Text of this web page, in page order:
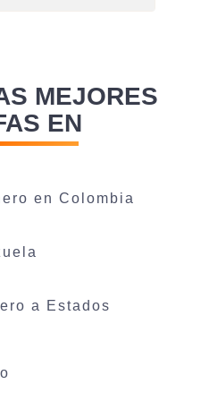
MEJORES
EN
en Colombia
a Estados